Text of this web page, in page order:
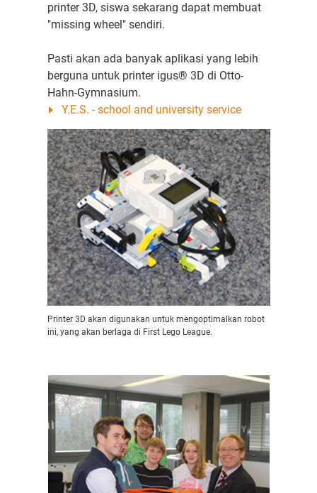
printer 3D, siswa sekarang dapat membuat
"missing wheel" sendiri.
Pasti akan ada banyak aplikasi yang lebih
berguna untuk printer igus® 3D di Otto-
Hahn-Gymnasium.
Y.E.S. - school and university service
Printer 3D akan digunakan untuk mengoptimalkan robot
ini, yang akan berlaga di First Lego League.